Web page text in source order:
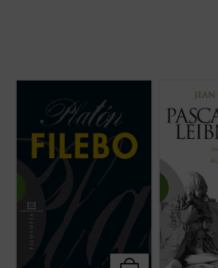
creamos que es su tema principal, Platón
presenta de un modo minucioso su
doctrina del placer; en particular, del placer
corporal. La finura analítica de la que hace
gala en este diálogo tardío le ...(ver ficha)
Jean Guitton
género antiguo del
afinidades y
comparables:
matemáticos,
religiosos. Pero a la